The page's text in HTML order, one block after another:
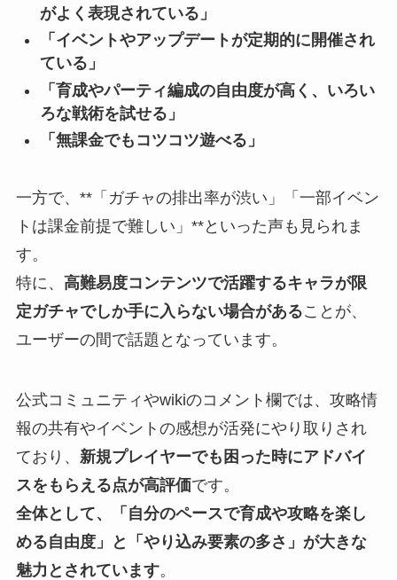
がよく表現されている」
「イベントやアップデートが定期的に開催され
ている」
「育成やパーティ編成の自由度が高く、いろい
ろな戦術を試せる」
「無課金でもコツコツ遊べる」
一方で、**「ガチャの排出率が渋い」「一部イベン
トは課金前提で難しい」**といった声も見られま
す。
特に、 高難易度コンテンツで活躍するキャラが限
定ガチャでしか手に入らない場合があることが、
ユーザーの間で話題となっています。
公式コミュニティやwikiのコメント欄では、攻略情
報の共有やイベントの感想が活発にやり取りされ
ており、 新規プレイヤーでも困った時にアドバイ
スをもらえる点が高評価です。
全体として、「自分のペースで育成や攻略を楽し
める自由度」と「やり込み要素の多さ」が大きな
魅力とされています。